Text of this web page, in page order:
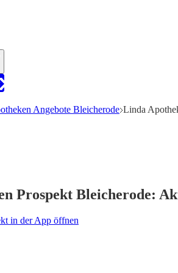
Angebote Bleicherode Linda
Prospekt Bleicherode:
in der App öffnen